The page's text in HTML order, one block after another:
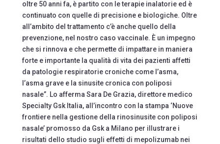
oltre 50 anni fa, è partito con le terapie inalatorie ed è
continuato con quelle di precisione e biologiche. Oltre
all’ambito del trattamento c’è anche quello della
prevenzione, nel nostro caso vaccinale. È un impegno
che si rinnova e che permette di impattare in maniera
forte e importante la qualità di vita dei pazienti affetti
da patologie respiratorie croniche come l’asma,
l’asma grave e la sinusite cronica con poliposi
nasale”. Lo afferma Sara De Grazia, direttore medico
Specialty Gsk Italia, all’incontro con la stampa ‘Nuove
frontiere nella gestione della rinosinusite con poliposi
nasale’ promosso da Gsk a Milano per illustrare i
risultati dello studio sugli effetti di mepolizumab nei